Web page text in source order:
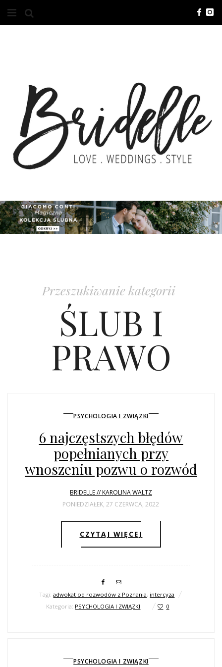
O NAS
KONTAKT
REKLAMA
ADVERTISING
ZGŁOSZENIA
ŚLUBNE STYLE
MAGAZYNY
Przeszukiwanie kategorii
ŚLUB I
PRAWO
PSYCHOLOGIA I ZWIĄZKI
6 najczęstszych błędów
popełnianych przy
wnoszeniu pozwu o rozwód
BRIDELLE // KAROLINA WALTZ
PONIEDZIAŁEK, 27 CZERWCA, 2022
CZYTAJ WIĘCEJ
Tagi:adwokat od rozwodów z Poznania, intercyza
Kategoria: PSYCHOLOGIA I ZWIĄZKI 0
PSYCHOLOGIA I ZWIĄZKI